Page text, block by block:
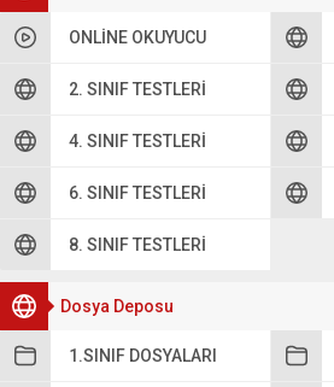
ONLINE OKUYUCU
2. SINIF TESTLERI
4. SINIF TESTLERI
6. SINIF TESTLERI
8. SINIF TESTLERI
Dosya Deposu
1.SINIF DOSYALARI